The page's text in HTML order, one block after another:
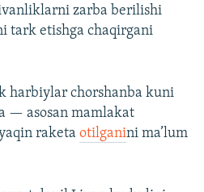
zarba berilishi
tark etishga chaqirgani
harbiylar chorshanba kuni
— asosan mamlakat
raketa otilganini ma’lum